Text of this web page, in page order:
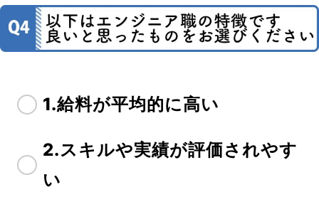
1.給料が平均的に高い
2.スキルや実績が評価されやす
い